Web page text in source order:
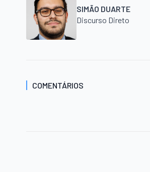
SIMÃO DUARTE
Discurso Direto
COMENTÁRIOS